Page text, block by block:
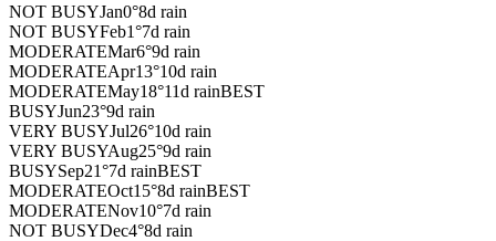
NOT BUSYJan0°8d rain
NOT BUSYFeb1°7d rain
MODERATEMar6°9d rain
MODERATEApr13°10d rain
MODERATEMay18°11d rainBEST
BUSYJun23°9d rain
VERY BUSYJul26°10d rain
VERY BUSYAug25°9d rain
BUSYSep21°7d rainBEST
MODERATEOct15°8d rainBEST
MODERATENov10°7d rain
NOT BUSYDec4°8d rain